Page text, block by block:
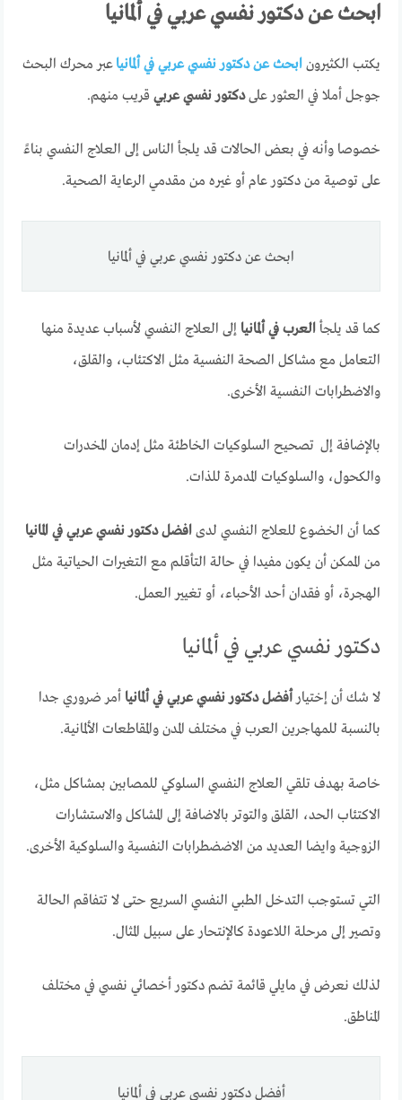
ابحث عن دكتور نفسي عربي في ألمانيا
يكتب الكثيرونابحث عن دكتور نفسي عربي في ألمانيا عبر محرك البحث
جوجل أملا في العثور علىدكتور نفسي عربي قريب منهم.
خصوصا وأنه في بعض الحالات قد يلجأ الناس إلى العلاج النفسي بناءً
على توصية من دكتور عام أو غيره من مقدمي الرعاية الصحية.
ابحث عن دكتور نفسي عربي في ألمانيا
كما قد يلجأالعرب في ألمانيا إلى العلاج النفسي لأسباب عديدة منها
التعامل مع مشاكل الصحة النفسية مثل الاكتئاب، والقلق،
والاضطرابات النفسية الأخرى.
بالإضافة إل تصحيح السلوكيات الخاطئة مثل إدمان المخدرات
والكحول، والسلوكيات المدمرة للذات.
كما أن الخضوع للعلاج النفسي لدىافضل دكتور نفسي عربي في المانيا
من الممكن أن يكون مفيدا في حالة التأقلم مع التغيرات الحياتية مثل
الهجرة، أو فقدان أحد الأحباء، أو تغيير العمل.
دكتور نفسي عربي في ألمانيا
لا شك أن إختيارأفضل دكتور نفسي عربي في ألمانيا أمر ضروري جدا
بالنسبة للمهاجرين العرب في مختلف المدن والمقاطعات الألمانية.
خاصة بهدف تلقي العلاج النفسي السلوكي للمصابين بمشاكل مثل،
الاكتئاب الحد، القلق والتوتر بالاضافة إلى المشاكل والاستشارات
الزوجية وايضا العديد من الاضضطرابات النفسية والسلوكية الأخرى.
التي تستوجب التدخل الطبي النفسي السريع حتى لا تتفاقم الحالة
وتصير إلى مرحلة اللاعودة كالإنتحار على سبيل المثال.
لذلك نعرض في مايلي قائمة تضم دكتور أخصائي نفسي في مختلف
المناطق.
أفضل دكتور نفسي عربي في ألمانيا